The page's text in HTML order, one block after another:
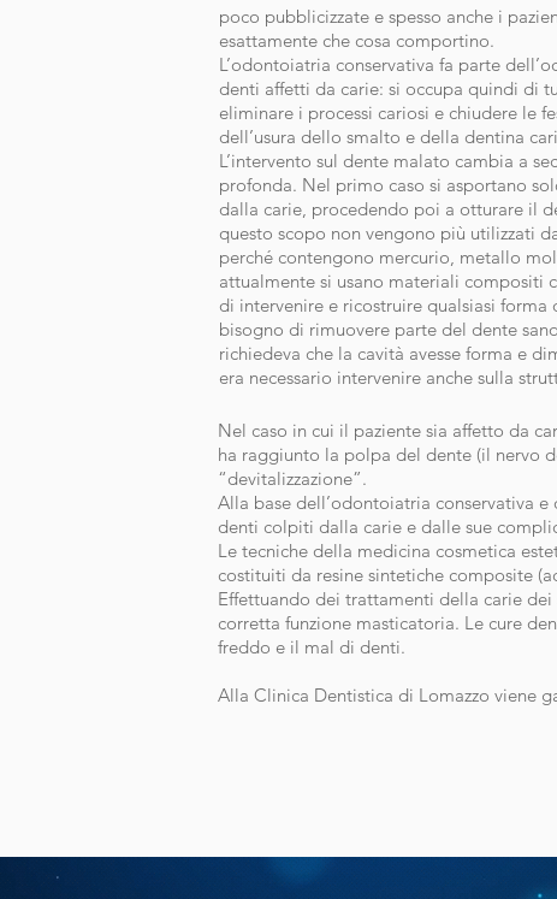
poco pubblicizzate e spesso anche i
esattamente che cosa comportino.
L’odontoiatria conservativa fa parte
denti affetti da carie: si occupa quindi di
eliminare i processi cariosi e chiudere le
dell’usura dello smalto e della dentina
L’intervento sul dente malato cambia a
profonda. Nel primo caso si asportano
dalla carie, procedendo poi a otturare il
questo scopo non vengono più utilizzati
perché contengono mercurio, metallo
attualmente si usano materiali compositi
di intervenire e ricostruire qualsiasi forma
bisogno di rimuovere parte del dente
richiedeva che la cavità avesse forma e
era necessario intervenire anche sulla
Nel caso in cui il paziente sia affetto da
ha raggiunto la polpa del dente (il nervo
“devitalizzazione”.
Alla base dell’odontoiatria conservativa
denti colpiti dalla carie e dalle sue
Le tecniche della medicina cosmetica
costituiti da resine sintetiche composite
Effettuando dei trattamenti della carie
corretta funzione masticatoria. Le cure
freddo e il mal di denti.
Alla Clinica Dentistica di Lomazzo viene